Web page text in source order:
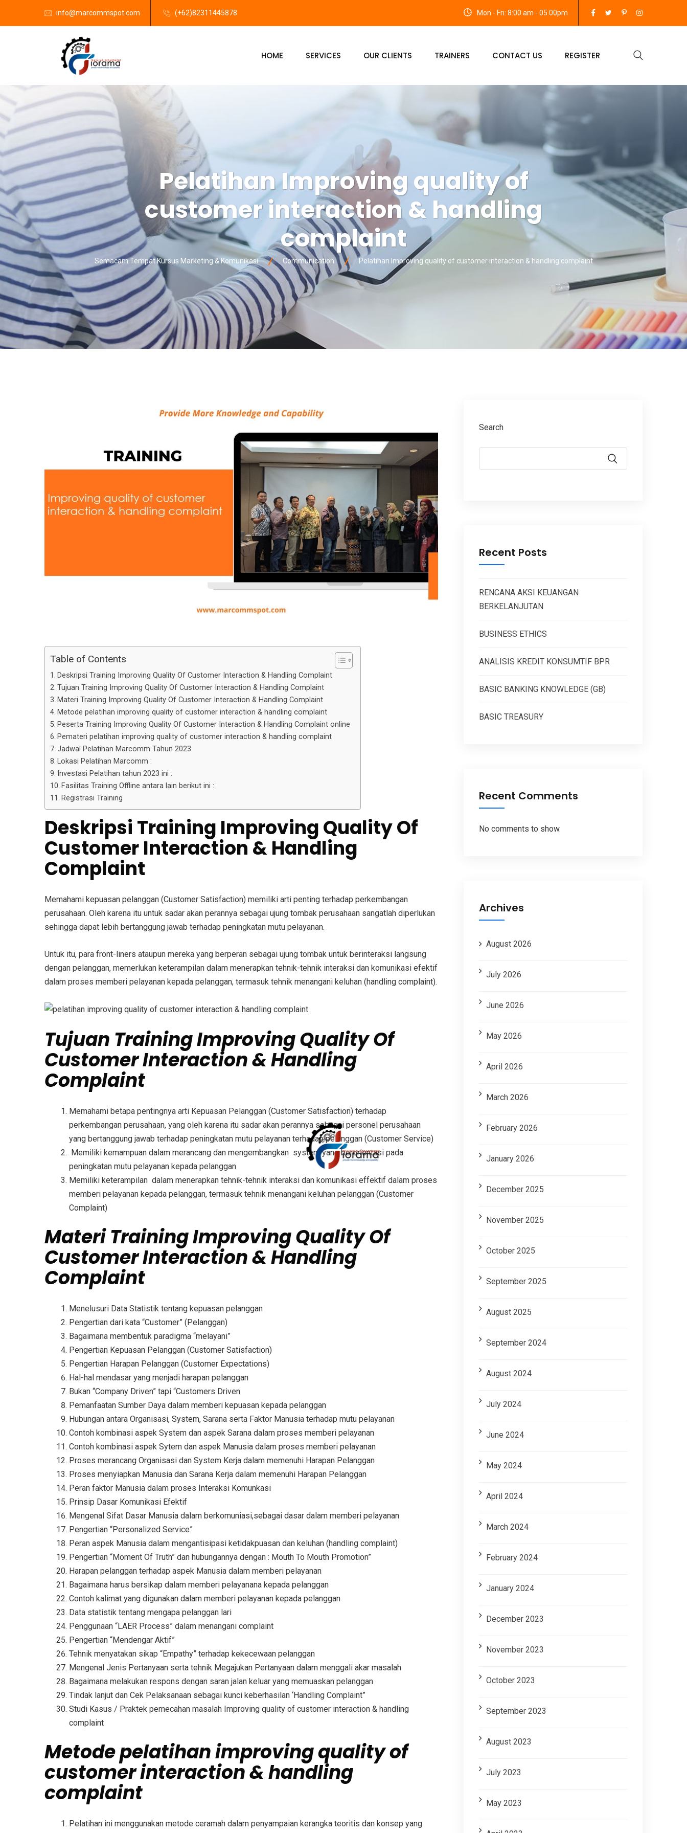
info@marcommspot.com (+62)82311445878 Mon - Fri: 8:00 am - 05.00pm
HOME SERVICES OUR CLIENTS TRAINERS CONTACT US REGISTER
Pelatihan Improving quality of
customer interaction & handling
complaint
Semacam Tempat Kursus Marketing & Komunikasi Communication Pelatihan Improving quality of customer interaction & handling complaint
Table of Contents
Deskripsi Training Improving Quality Of Customer Interaction & Handling Complaint
Tujuan Training Improving Quality Of Customer Interaction & Handling Complaint
Materi Training Improving Quality Of Customer Interaction & Handling Complaint
Metode pelatihan improving quality of customer interaction & handling complaint
Peserta Training Improving Quality Of Customer Interaction & Handling Complaint online
Pemateri pelatihan improving quality of customer interaction & handling complaint
Jadwal Pelatihan Marcomm Tahun 2023
Lokasi Pelatihan Marcomm :
Investasi Pelatihan tahun 2023 ini :
Fasilitas Training Offline antara lain berikut ini :
Registrasi Training
Deskripsi Training Improving Quality Of
Customer Interaction & Handling
Complaint
Memahami kepuasan pelanggan (Customer Satisfaction) memiliki arti penting terhadap perkembangan
perusahaan. Oleh karena itu untuk sadar akan perannya sebagai ujung tombak perusahaan sangatlah diperlukan
sehingga dapat lebih bertanggung jawab terhadap peningkatan mutu pelayanan.
Untuk itu, para front-liners ataupun mereka yang berperan sebagai ujung tombak untuk berinteraksi langsung
dengan pelanggan, memerlukan keterampilan dalam menerapkan tehnik-tehnik interaksi dan komunikasi efektif
dalam proses memberi pelayanan kepada pelanggan, termasuk tehnik menangani keluhan (handling complaint).
Tujuan Training Improving Quality Of
Customer Interaction & Handling
Complaint
Memahami betapa pentingnya arti Kepuasan Pelanggan (Customer Satisfaction) terhadap
perkembangan perusahaan, yang oleh karena itu sadar akan perannya sebagai personel perusahaan
yang bertanggung jawab terhadap peningkatan mutu pelayanan terhadap pelanggan (Customer Service)
Memiliki kemampuan dalam merancang dan mengembangkan system yang berorientasi pada
peningkatan mutu pelayanan kepada pelanggan
Memiliki keterampilan dalam menerapkan tehnik-tehnik interaksi dan komunikasi effektif dalam proses
memberi pelayanan kepada pelanggan, termasuk tehnik menangani keluhan pelanggan (Customer
Complaint)
MateriTraining Improving Quality Of
Customer Interaction & Handling
Complaint
Menelusuri Data Statistik tentang kepuasan pelanggan
Pengertian dari kata “Customer” (Pelanggan)
Bagaimana membentuk paradigma “melayani”
Pengertian Kepuasan Pelanggan (Customer Satisfaction)
Pengertian Harapan Pelanggan (Customer Expectations)
Hal-hal mendasar yang menjadi harapan pelanggan
Bukan “Company Driven” tapi “Customers Driven
Pemanfaatan Sumber Daya dalam memberi kepuasan kepada pelanggan
Hubungan antara Organisasi, System, Sarana serta Faktor Manusia terhadap mutu pelayanan
Contoh kombinasi aspek System dan aspek Sarana dalam proses memberi pelayanan
Contoh kombinasi aspek Sytem dan aspek Manusia dalam proses memberi pelayanan
Proses merancang Organisasi dan System Kerja dalam memenuhi Harapan Pelanggan
Proses menyiapkan Manusia dan Sarana Kerja dalam memenuhi Harapan Pelanggan
Peran faktor Manusia dalam proses Interaksi Komunkasi
Prinsip Dasar Komunikasi Efektif
Mengenal Sifat Dasar Manusia dalam berkomuniasi,sebagai dasar dalam memberi pelayanan
Pengertian “Personalized Service”
Peran aspek Manusia dalam mengantisipasi ketidakpuasan dan keluhan (handling complaint)
Pengertian “Moment Of Truth” dan hubungannya dengan : Mouth To Mouth Promotion”
Harapan pelanggan terhadap aspek Manusia dalam memberi pelayanan
Bagaimana harus bersikap dalam memberi pelayanana kepada pelanggan
Contoh kalimat yang digunakan dalam memberi pelayanan kepada pelanggan
Data statistik tentang mengapa pelanggan lari
Penggunaan “LAER Process” dalam menangani complaint
Pengertian “Mendengar Aktif”
Tehnik menyatakan sikap “Empathy” terhadap kekecewaan pelanggan
Mengenal Jenis Pertanyaan serta tehnik Megajukan Pertanyaan dalam menggali akar masalah
Bagaimana melakukan respons dengan saran jalan keluar yang memuaskan pelanggan
Tindak lanjut dan Cek Pelaksanaan sebagai kunci keberhasilan ‘Handling Complaint”
Studi Kasus / Praktek pemecahan masalah Improving quality of customer interaction & handling
complaint
Metodepelatihan improving quality of
customer interaction & handling
complaint
Pelatihan ini menggunakan metode ceramah dalam penyampaian kerangka teoritis dan konsep yang
Search
Recent Posts
RENCANA AKSI KEUANGAN
BERKELANJUTAN
BUSINESS ETHICS
ANALISIS KREDIT KONSUMTIF BPR
BASIC BANKING KNOWLEDGE (GB)
BASIC TREASURY
Recent Comments
No comments to show.
Archives
August 2026
July 2026
June 2026
May 2026
April 2026
March 2026
February 2026
January 2026
December 2025
November 2025
October 2025
September 2025
August 2025
September 2024
August 2024
July 2024
June 2024
May 2024
April 2024
March 2024
February 2024
January 2024
December 2023
November 2023
October 2023
September 2023
August 2023
July 2023
May 2023